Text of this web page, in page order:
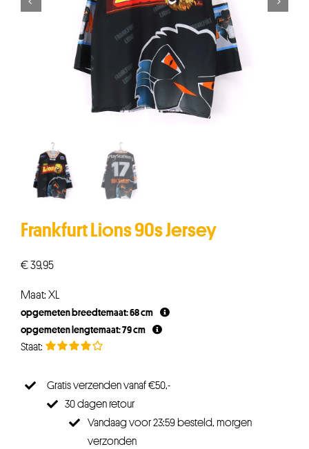
Frankfurt Lions 90s Jersey
€39,95
Maat: XL
opgemeten breedtemaat: 68 cm
opgemeten lengtemaat: 79 cm
Gratis verzenden vanaf €50,-
30 dagen retour
Vandaag voor 23:59 besteld, morgen
verzonden